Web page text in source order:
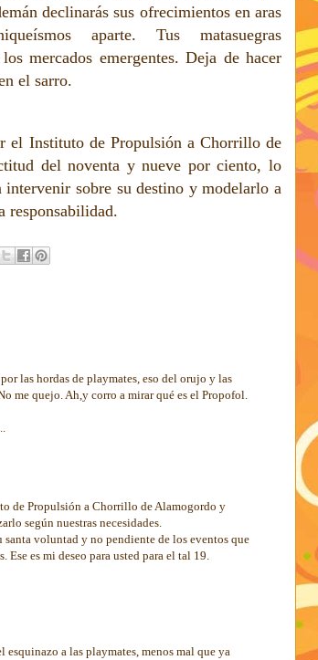
declinarás sus ofrecimientos en aras
aparte. Tus matasuegras
mercados emergentes. Deja de hacer
el sarro.
el Instituto de Propulsión a Chorrillo de
del noventa y nueve por ciento, lo
intervenir sobre su destino y modelarlo a
responsabilidad.
las hordas de playmates, eso del orujo y las
me quejo. Ah,y corro a mirar qué es el Propofol.
de Propulsión a Chorrillo de Alamogordo y
según nuestras necesidades.
santa voluntad y no pendiente de los eventos que
es mi deseo para usted para el tal 19.
esquinazo a las playmates, menos mal que ya